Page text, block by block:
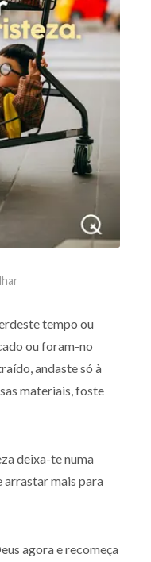
tempo ou
ou foram-no
andaste só à
materiais, foste
deixa-te numa
arrastar mais para
agora e recomeça